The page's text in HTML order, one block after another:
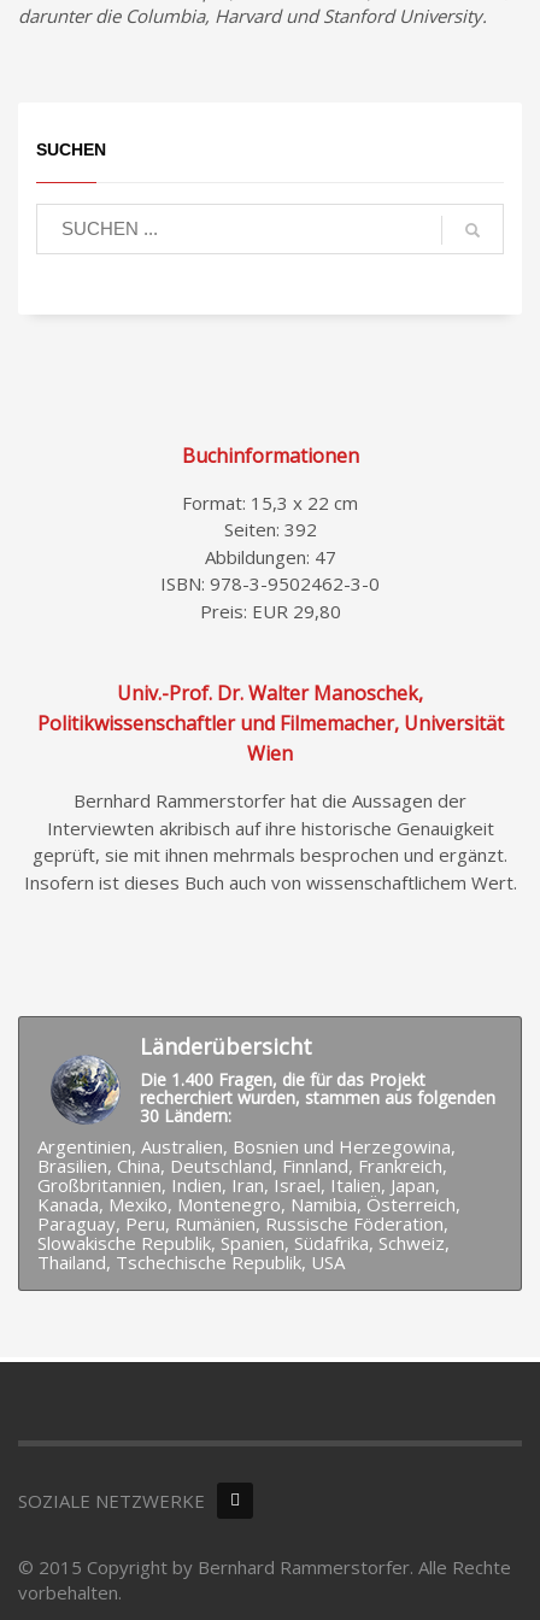
darunter die Columbia, Harvard und Stanford University.
SUCHEN
Buchinformationen
Format: 15,3 x 22 cm
Seiten: 392
Abbildungen: 47
ISBN: 978-3-9502462-3-0
Preis: EUR 29,80
Univ.-Prof. Dr. Walter Manoschek,
Politikwissenschaftler und Filmemacher, Universität
Wien
Bernhard Rammerstorfer hat die Aussagen der
Interviewten akribisch auf ihre historische Genauigkeit
geprüft, sie mit ihnen mehrmals besprochen und ergänzt.
Insofern ist dieses Buch auch von wissenschaftlichem Wert.
Länderübersicht
Die 1.400 Fragen, die für das Projekt
recherchiert wurden, stammen aus folgenden
30 Ländern:
Argentinien, Australien, Bosnien und Herzegowina,
Brasilien, China, Deutschland, Finnland, Frankreich,
Großbritannien, Indien, Iran, Israel, Italien, Japan,
Kanada, Mexiko, Montenegro, Namibia, Österreich,
Paraguay, Peru, Rumänien, Russische Föderation,
Slowakische Republik, Spanien, Südafrika, Schweiz,
Thailand, Tschechische Republik, USA
SOZIALE NETZWERKE
© 2015 Copyright by Bernhard Rammerstorfer. Alle Rechte
vorbehalten.